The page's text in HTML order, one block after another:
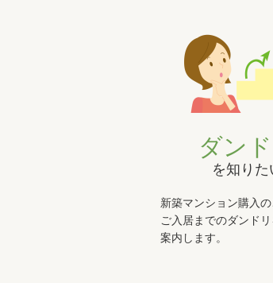
ダン
を知りた
新築マンション購入
ご入居までのダンド
案内します。